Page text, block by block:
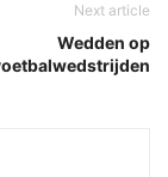
Next article
Wedden op